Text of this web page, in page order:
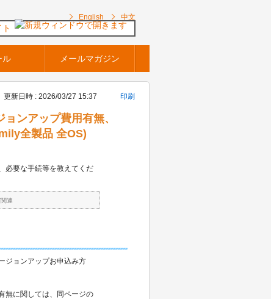
English 中文
ル メールマガジン
更新日時 : 2026/03/27 15:37 印刷
ンアップ費用有無、
全製品 全OS)
必要な手続等を教えてくだ
連
ジョンアップお申込み方
無に関しては、同ページの